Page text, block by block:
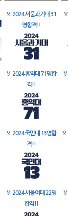
🏅 2024 서울과기대 31
명합격!!
🏅
🏅 2024 홍익대 71명합
격!!
🏅
🏅 2024 국민대 13명합
격!!
🏅
🏅 2024 서울여대 22명
합격!!
🏅